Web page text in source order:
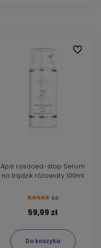
Apis rosacea-stop Serum
na trądzik różowaty 100ml
5.0
59,99 zł
Do koszyka
Do